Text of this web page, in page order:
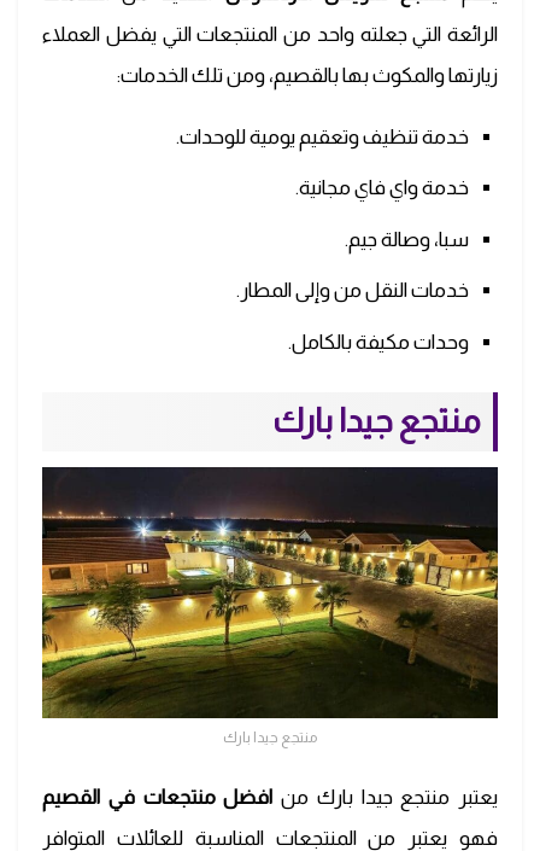
الرائعة التي جعلته واحد من المنتجعات التي يفضل العملاء
زيارتها والمكوث بها بالقصيم، ومن تلك الخدمات:
خدمة تنظيف وتعقيم يومية للوحدات.
خدمة واي فاي مجانية.
سبا، وصالة جيم.
خدمات النقل من وإلى المطار.
وحدات مكيفة بالكامل.
منتجع جيدا بارك
منتجع جيدا بارك
يعتبر منتجع جيدا بارك من افضل منتجعات في القصيم
فهو يعتبر من المنتجعات المناسبة للعائلات المتوافر